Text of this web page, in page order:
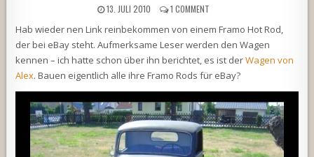
13. JULI 2010 1 COMMENT
Hab wieder nen Link reinbekommen von einem Framo Hot Rod,
der bei eBay steht. Aufmerksame Leser werden den Wagen
kennen – ich hatte schon über ihn berichtet, es ist derWagen von
Alex. Bauen eigentlich alle ihre Framo Rods für eBay?